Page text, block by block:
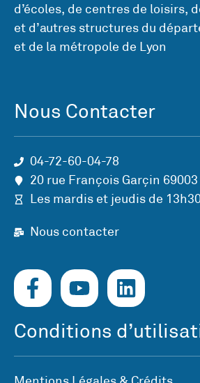
d’écoles, de centres de loisirs,
et d’autres structures du
et de la métropole de Lyon
Nous Contacter
04-72-60-04-78
20 rue François Garçin 69003
Les mardis et jeudis de
Nous contacter
Conditions